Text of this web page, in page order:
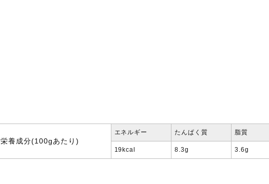
栄養成分(100gあたり)
エネルギー
19kcal
たんぱく質
8.3g
脂質
3.6g